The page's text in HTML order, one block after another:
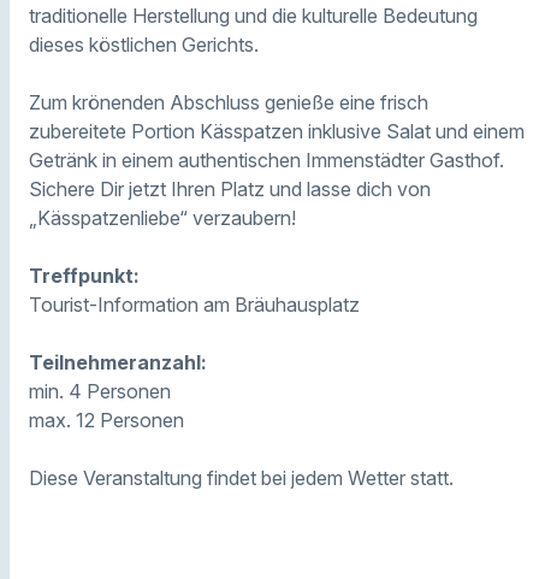
traditionelle Herstellung und die kulturelle Bedeutung
dieses köstlichen Gerichts.
Zum krönenden Abschluss genieße eine frisch
zubereitete Portion Kässpatzen inklusive Salat und einem
Getränk in einem authentischen Immenstädter Gasthof.
Sichere Dir jetzt Ihren Platz und lasse dich von
„Kässpatzenliebe“ verzaubern!
Treffpunkt:
Tourist-Information am Bräuhausplatz
Teilnehmeranzahl:
min. 4 Personen
max. 12 Personen
Diese Veranstaltung findet bei jedem Wetter statt.